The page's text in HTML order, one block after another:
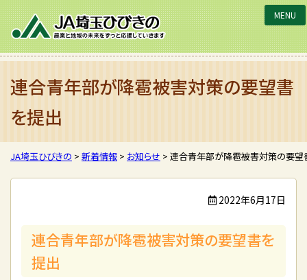
JA埼玉ひびきの
連合青年部が降雹被害対策の要望書
を提出
JA埼玉ひびきの > 新着情報 > お知らせ > 連合青年部が降雹被害対策の要望
2022年6月17日
連合青年部が降雹被害対策の要望書を
提出